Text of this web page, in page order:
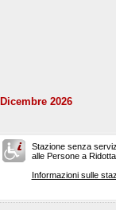
2026
Stazione senza
alle Persone a
Informazioni sulle